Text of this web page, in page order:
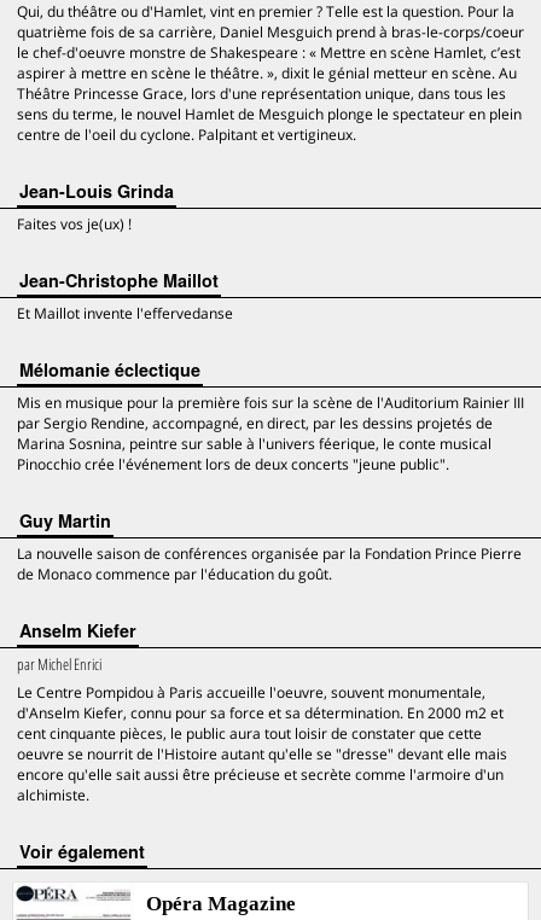
Qui, du théâtre ou d'Hamlet, vint en premier ? Telle est la question. Pour la
quatrième fois de sa carrière, Daniel Mesguich prend à bras-le-corps/coeur
le chef-d'oeuvre monstre de Shakespeare : « Mettre en scène Hamlet, c’est
aspirer à mettre en scène le théâtre. », dixit le génial metteur en scène. Au
Théâtre Princesse Grace, lors d'une représentation unique, dans tous les
sens du terme, le nouvel Hamlet de Mesguich plonge le spectateur en plein
centre de l'oeil du cyclone. Palpitant et vertigineux.
Jean-Louis Grinda
Faites vos je(ux) !
Jean-Christophe Maillot
Et Maillot invente l'effervedanse
Mélomanie éclectique
Mis en musique pour la première fois sur la scène de l'Auditorium Rainier III
par Sergio Rendine, accompagné, en direct, par les dessins projetés de
Marina Sosnina, peintre sur sable à l'univers féerique, le conte musical
Pinocchio crée l'événement lors de deux concerts "jeune public".
Guy Martin
La nouvelle saison de conférences organisée par la Fondation Prince Pierre
de Monaco commence par l'éducation du goût.
Anselm Kiefer
parMichel Enrici
Le Centre Pompidou à Paris accueille l'oeuvre, souvent monumentale,
d'Anselm Kiefer, connu pour sa force et sa détermination. En 2000 m2 et
cent cinquante pièces, le public aura tout loisir de constater que cette
oeuvre se nourrit de l'Histoire autant qu'elle se "dresse" devant elle mais
encore qu'elle sait aussi être précieuse et secrète comme l'armoire d'un
alchimiste.
voir également
Opéra Magazine